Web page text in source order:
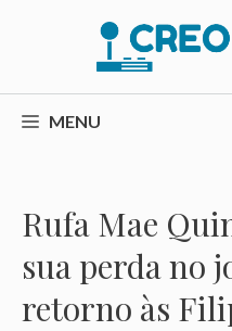
conteúdo
MENU
Rufa Mae
sua perda no
retorno às